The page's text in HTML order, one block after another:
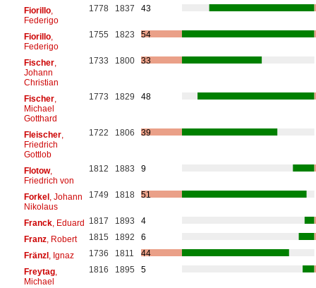
Fiorillo,
Federigo
1778 1837 43
Fiorillo,
Federigo
1755 1823 54
Fischer,
Johann
Christian
1733 1800 33
Fischer,
Michael
Gotthard
1773 1829 48
Fleischer,
Friedrich
Gottlob
1722 1806 39
Flotow,
Friedrich von
1812 1883 9
Forkel, Johann
Nikolaus
1749 1818 51
Franck, Eduard 1817 1893
4
Franz, Robert 1815 1892
6
Fränzl, Ignaz 1736 1811
44
Freytag,
Michael
1816 1895 5